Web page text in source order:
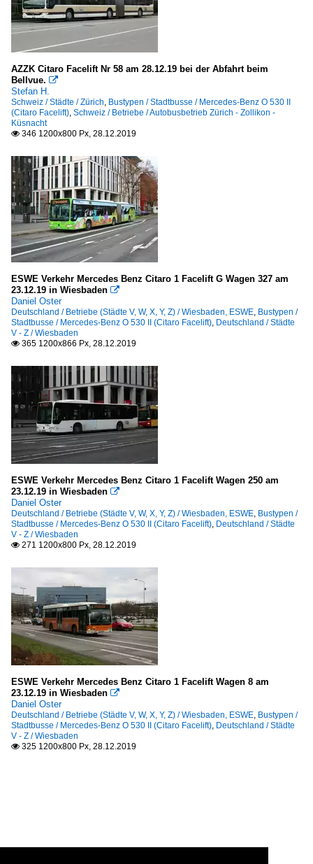
AZZK Citaro Facelift Nr 58 am 28.12.19 bei der Abfahrt beim
Bellvue. 
Stefan H.
Schweiz / Städte / Zürich, Bustypen / Stadtbusse / Mercedes-Benz O 530 II
(Citaro Facelift), Schweiz / Betriebe / Autobusbetrieb Zürich - Zollikon -
Küsnacht
 346 1200x800 Px, 28.12.2019
ESWE Verkehr Mercedes Benz Citaro 1 Facelift G Wagen 327 am
23.12.19 in Wiesbaden 
Daniel Oster
Deutschland / Betriebe (Städte V, W, X, Y, Z) / Wiesbaden, ESWE, Bustypen /
Stadtbusse / Mercedes-Benz O 530 II (Citaro Facelift), Deutschland / Städte
V - Z / Wiesbaden
 365 1200x866 Px, 28.12.2019
ESWE Verkehr Mercedes Benz Citaro 1 Facelift Wagen 250 am
23.12.19 in Wiesbaden 
Daniel Oster
Deutschland / Betriebe (Städte V, W, X, Y, Z) / Wiesbaden, ESWE, Bustypen /
Stadtbusse / Mercedes-Benz O 530 II (Citaro Facelift), Deutschland / Städte
V - Z / Wiesbaden
 271 1200x800 Px, 28.12.2019
ESWE Verkehr Mercedes Benz Citaro 1 Facelift Wagen 8 am
23.12.19 in Wiesbaden 
Daniel Oster
Deutschland / Betriebe (Städte V, W, X, Y, Z) / Wiesbaden, ESWE, Bustypen /
Stadtbusse / Mercedes-Benz O 530 II (Citaro Facelift), Deutschland / Städte
V - Z / Wiesbaden
 325 1200x800 Px, 28.12.2019